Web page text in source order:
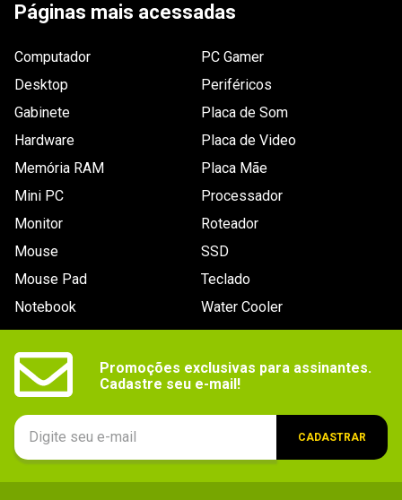
Páginas mais acessadas
Computador
Desktop
Gabinete
Hardware
Memória RAM
Mini PC
Monitor
Mouse
Mouse Pad
Notebook
PC Gamer
Periféricos
Placa de Som
Placa de Video
Placa Mãe
Processador
Roteador
SSD
Teclado
Water Cooler
Promoções exclusivas para assinantes.
Cadastre seu e-mail!
CADASTRAR